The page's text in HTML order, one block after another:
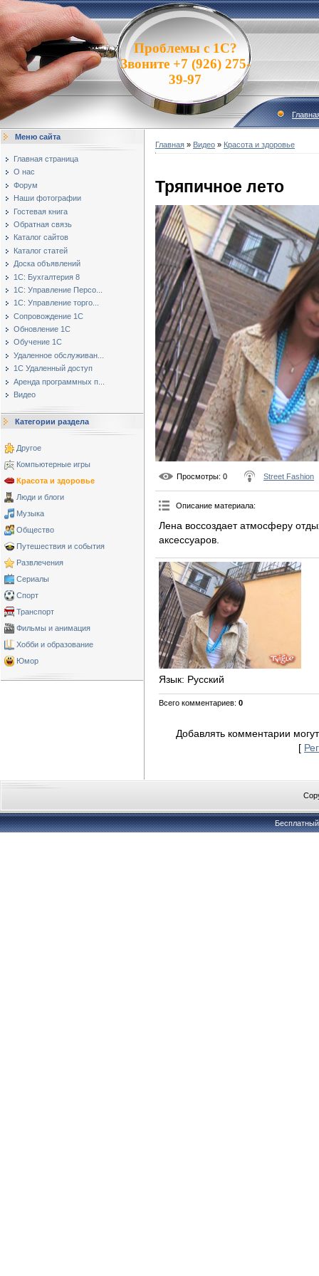
Проблемы с 1С?
Звоните +7 (926) 275-
39-97
Меню сайта
Главная страница
О нас
Форум
Наши фотографии
Гостевая книга
Обратная связь
Каталог сайтов
Каталог статей
Доска объявлений
1С: Бухгалтерия 8
1С: Управление Персо...
1С: Управление торго...
Сопровождение 1С
Обновление 1С
Обучение 1С
Удаленное обслуживан...
1С Удаленный доступ
Аренда программных п...
Видео
Категории раздела
Другое
Компьютерные игры
Красота и здоровье
Люди и блоги
Музыка
Общество
Путешествия и события
Развлечения
Сериалы
Спорт
Транспорт
Фильмы и анимация
Хобби и образование
Юмор
Главная » Видео » Красота и здоровье
Тряпичное лето
Просмотры: 0 Street Fashion
Описание материала:
Лена воссоздает атмосферу
аксессуаров.
Язык: Русский
Всего комментариев: 0
Добавлять комментарии
[